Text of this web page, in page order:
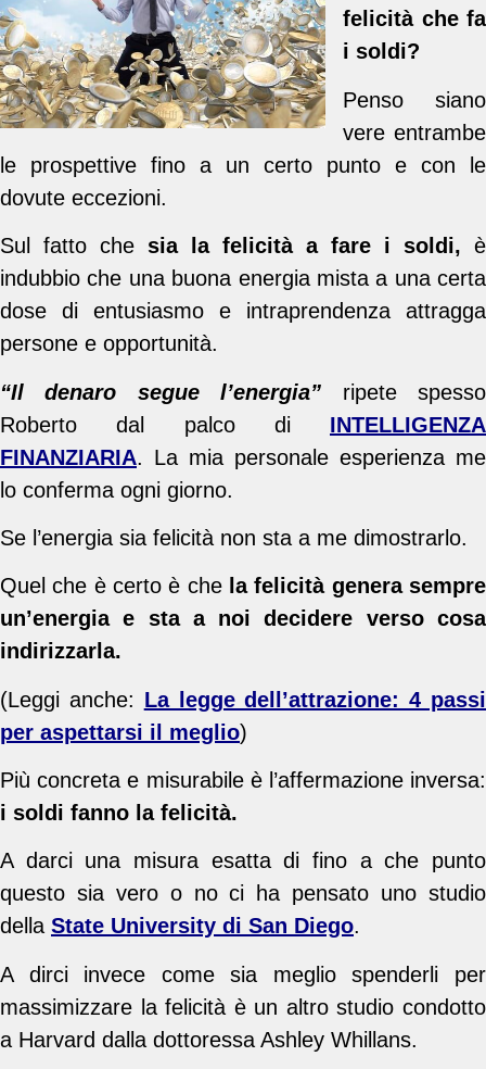
felicità che fa
i soldi?
Penso siano
vere entrambe
le prospettive fino a un certo punto e con le
dovute eccezioni.
Sul fatto che sia la felicità a fare i soldi, è
indubbio che una buona energia mista a una certa
dose di entusiasmo e intraprendenza attragga
persone e opportunità.
“Il denaro segue l’energia”
ripete spesso
Roberto dal palco di INTELLIGENZA
FINANZIARIA. La mia personale esperienza me
lo conferma ogni giorno.
Se l’energia sia felicità non sta a me dimostrarlo.
Quel che è certo è che la felicità genera sempre
un’energia e sta a noi decidere verso cosa
indirizzarla.
(Leggi anche: La legge dell’attrazione: 4 passi
per aspettarsi il meglio)
Più concreta e misurabile è l’affermazione inversa:
i soldi fanno la felicità.
A darci una misura esatta di fino a che punto
questo sia vero o no ci ha pensato uno studio
della State University di San Diego.
A dirci invece come sia meglio spenderli per
massimizzare la felicità è un altro studio condotto
a Harvard dalla dottoressa Ashley Whillans.